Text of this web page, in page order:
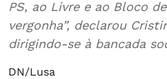
PS, ao Livre e ao Bloco
vergonha”, declarou
dirigindo-se à bancada
DN/Lusa